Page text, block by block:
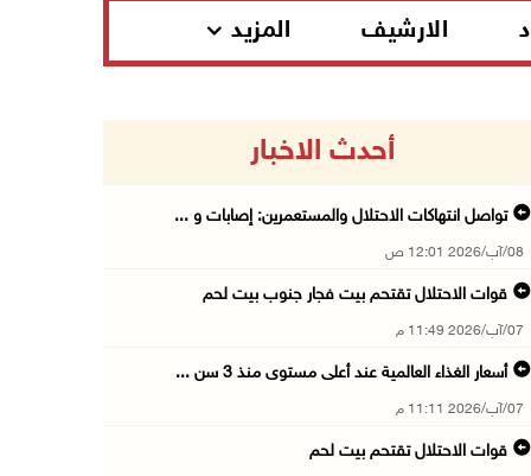
الارشيف المزيد
أحدث الاخبار
تواصل انتهاكات الاحتلال والمستعمرين: إصابات و ...
08/آب/2026 12:01 ص
قوات الاحتلال تقتحم بيت فجار جنوب بيت لحم
07/آب/2026 11:49 م
أسعار الغذاء العالمية عند أعلى مستوى منذ 3 سن ...
07/آب/2026 11:11 م
قوات الاحتلال تقتحم بيت لحم